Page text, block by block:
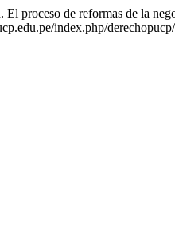
proceso de reformas de la
index.php/